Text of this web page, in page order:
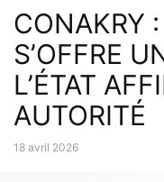
CONAKRY
S’OFFRE
L’ÉTAT
AUTORITÉ
18 avril 2026